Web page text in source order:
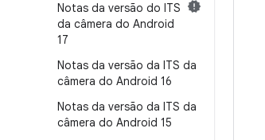
Notas da versão do ITS
da câmera do Android
17
Notas da versão da ITS da
câmera do Android 16
Notas da versão da ITS da
câmera do Android 15